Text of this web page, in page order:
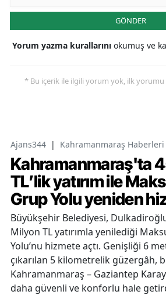
GÖNDER
Yorum yazma kurallarını okumuş ve
* Bu içerik ile ilgili yorum yok, ilk yorumu
Ajans344 | Kahramanmaraş Haberleri
Kahramanmaraş'ta
TL’lik yatırım ile
Grup Yolu yeniden
Büyükşehir Belediyesi,
Milyon TL yatırımla yenilediği
Yolu’nu hizmete açtı. Genişliği 6
çıkarılan 5 kilometrelik güzergâh,
Kahramanmaraş – Gaziantep
daha güvenli ve konforlu hale